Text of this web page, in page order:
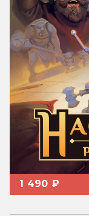
1 490 ₽